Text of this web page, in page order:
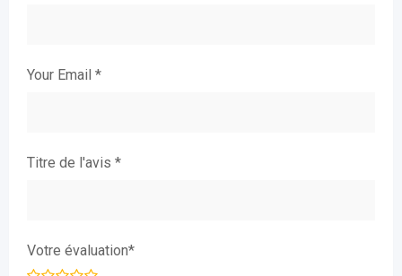
Your Email *
Titre de l'avis *
Votre évaluation*